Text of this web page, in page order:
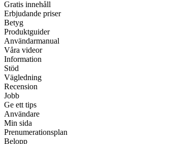
Gratis innehåll
Erbjudande priser
Betyg
Produktguider
Användarmanual
Våra videor
Information
Stöd
Vägledning
Recension
Jobb
Ge ett tips
Användare
Min sida
Prenumerationsplan
Belopp